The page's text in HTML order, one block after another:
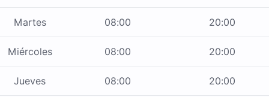
Martes 08:00 20:00
Miércoles 08:00 20:00
Jueves 08:00 20:00